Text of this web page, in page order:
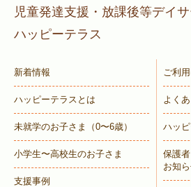
児童発達支援・放課後等デイ
ハッピーテラス
新着情報
ハッピーテラスとは
未就学のお子さま （0〜6歳）
小学生〜高校生のお子さま
支援事例
ご利
よく
ハッ
保護
お知